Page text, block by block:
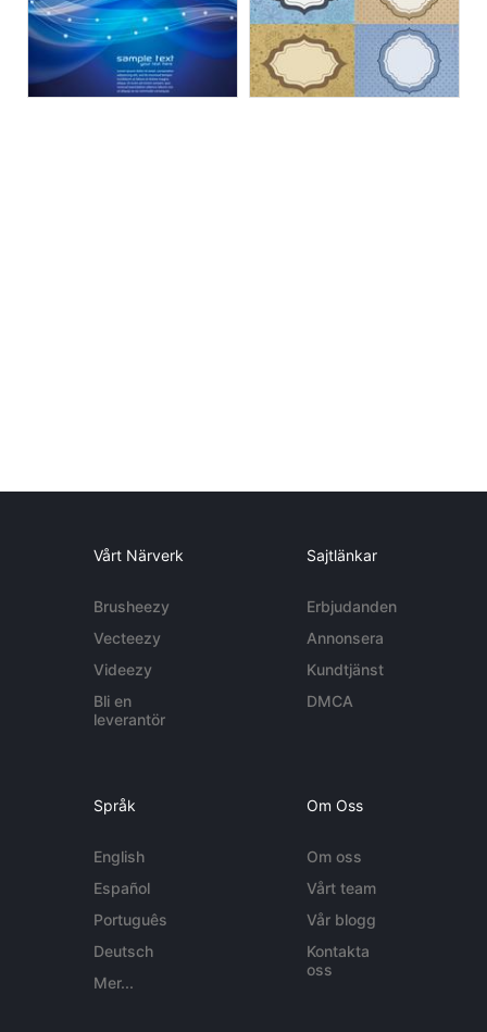
Vårt Närverk
Brusheezy
Vecteezy
Videezy
Bli en
leverantör
Sajtlänkar
Erbjudanden
Annonsera
Kundtjänst
DMCA
Språk
English
Español
Português
Deutsch
Mer...
Om Oss
Om oss
Vårt team
Vår blogg
Kontakta
oss